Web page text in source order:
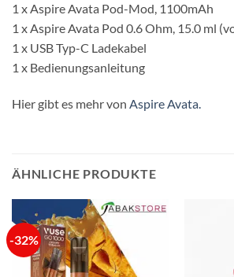
1 x Aspire Avata Pod-Mod, 1100mAh
1 x Aspire Avata Pod 0.6 Ohm, 15.0 ml
1 x USB Typ-C Ladekabel
1 x Bedienungsanleitung
Hier gibt es mehr von Aspire Avata.
ÄHNLICHE PRODUKTE
-32%